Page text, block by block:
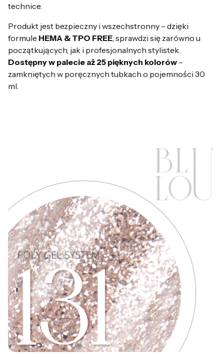
technice.
Produkt jest bezpieczny i wszechstronny – dzięki
formule HEMA & TPO FREE, sprawdzi się zarówno u
początkujących, jak i profesjonalnych stylistek.
Dostępny w palecie aż 25 pięknych kolorów –
zamkniętych w poręcznych tubkach o pojemności 30
ml.